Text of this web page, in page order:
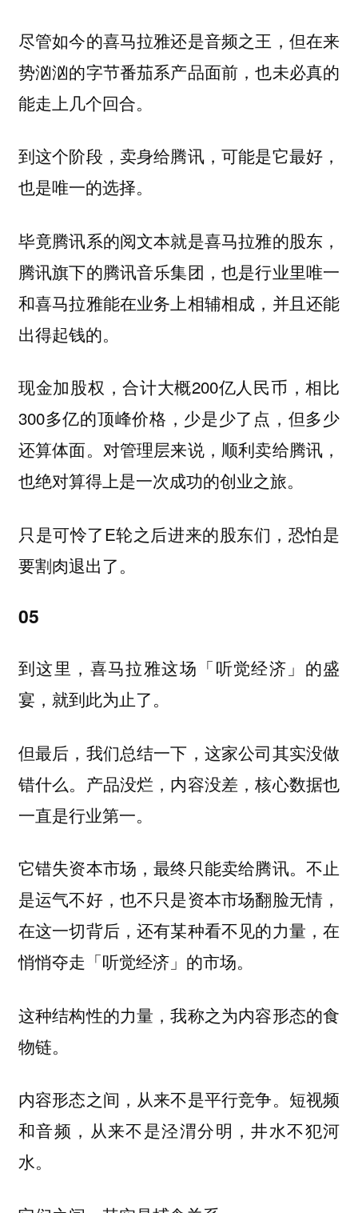
尽管如今的喜马拉雅还是音频之王，但在来
势汹汹的字节番茄系产品面前，也未必真的
能走上几个回合。
到这个阶段，卖身给腾讯，可能是它最好，
也是唯一的选择。
毕竟腾讯系的阅文本就是喜马拉雅的股东，
腾讯旗下的腾讯音乐集团，也是行业里唯一
和喜马拉雅能在业务上相辅相成，并且还能
出得起钱的。
现金加股权，合计大概200亿人民币，相比
300多亿的顶峰价格，少是少了点，但多少
还算体面。对管理层来说，顺利卖给腾讯，
也绝对算得上是一次成功的创业之旅。
只是可怜了E轮之后进来的股东们，恐怕是
要割肉退出了。
05
到这里，喜马拉雅这场「听觉经济」的盛
宴，就到此为止了。
但最后，我们总结一下，这家公司其实没做
错什么。产品没烂，内容没差，核心数据也
一直是行业第一。
它错失资本市场，最终只能卖给腾讯。不止
是运气不好，也不只是资本市场翻脸无情，
在这一切背后，还有某种看不见的力量，在
悄悄夺走「听觉经济」的市场。
这种结构性的力量，我称之为内容形态的食
物链。
内容形态之间，从来不是平行竞争。短视频
和音频，从来不是泾渭分明，井水不犯河
水。